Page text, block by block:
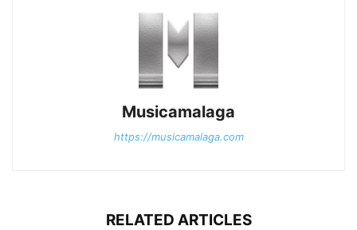
Musicamalaga
https://musicamalaga.com
RELATED ARTICLES